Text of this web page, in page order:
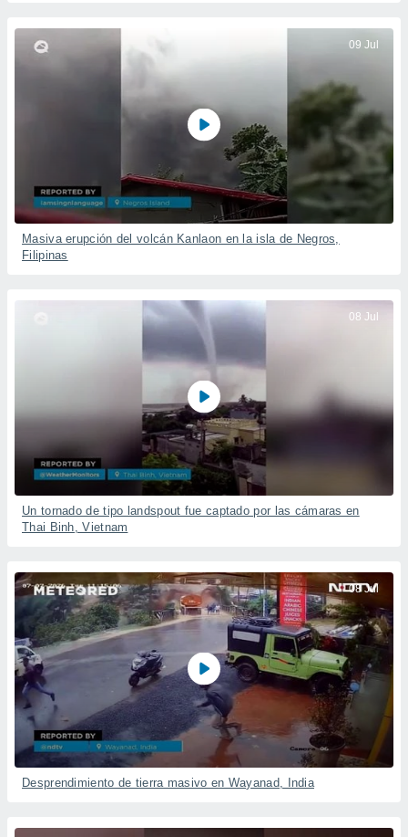
09 Jul
Masiva erupción del volcán Kanlaon en la isla de Negros,
Filipinas
08 Jul
Un tornado de tipo landspout fue captado por las cámaras en
Thai Binh, Vietnam
08 Jul
Desprendimiento de tierra masivo en Wayanad, India